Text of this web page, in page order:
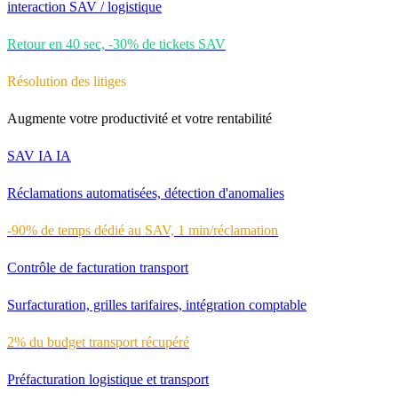
interaction SAV / logistique
Retour en 40 sec, -30% de tickets SAV
Résolution des litiges
Augmente votre productivité et votre rentabilité
SAV IA IA
Réclamations automatisées, détection d'anomalies
-90% de temps dédié au SAV, 1 min/réclamation
Contrôle de facturation transport
Surfacturation, grilles tarifaires, intégration comptable
2% du budget transport récupéré
Préfacturation logistique et transport